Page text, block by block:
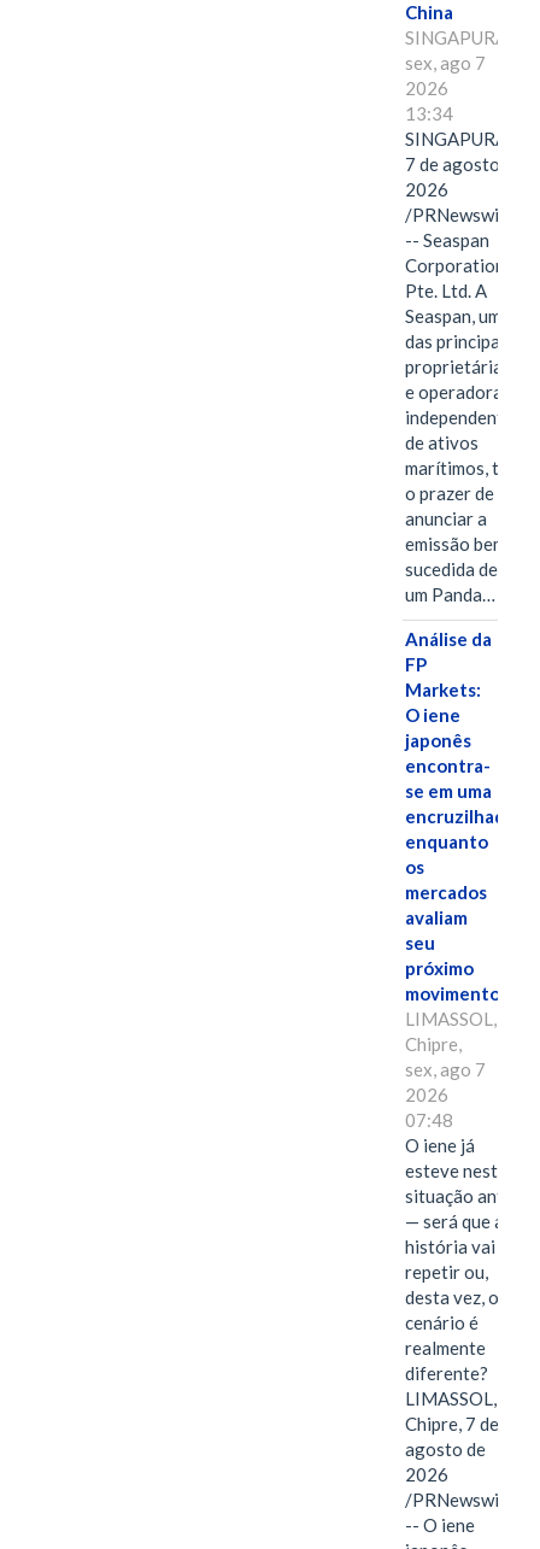
China
SINGAPURA,
sex, ago 7
2026
13:34
SINGAPURA,
7 de agosto de
2026
/PRNewswire/
-- Seaspan
Corporation
Pte. Ltd. A
Seaspan, uma
das principais
proprietárias
e operadoras
independentes
de ativos
marítimos, tem
o prazer de
anunciar a
emissão bem-
sucedida de
um Panda…
Análise da
FP
Markets:
O iene
japonês
encontra-
se em uma
encruzilhada
enquanto
os
mercados
avaliam
seu
próximo
movimento.
LIMASSOL,
Chipre,
sex, ago 7
2026
07:48
O iene já
esteve nesta
situação antes
— será que a
história vai se
repetir ou,
desta vez, o
cenário é
realmente
diferente?
LIMASSOL,
Chipre, 7 de
agosto de
2026
/PRNewswire/
-- O iene